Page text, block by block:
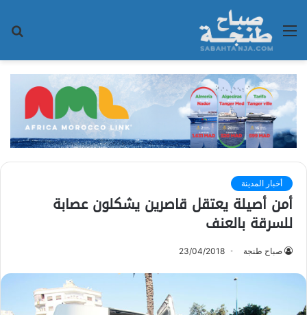
القائمة
أخبار المدينة
أمن أصيلة يعتقل قاصرين يشكلون عصابة
للسرقة بالعنف
صباح طنجة 23/04/2018